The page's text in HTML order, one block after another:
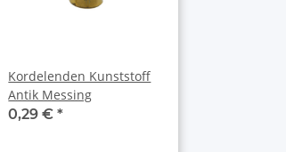
Kordelenden Kunststoff
Antik Messing
0,29 €*